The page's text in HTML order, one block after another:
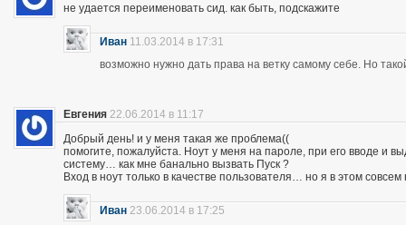
не удается переименовать сид. как быть, подскажите
Иван 11.03.2014 в 17:31
возможно нужно дать права на ветку самому себе. Но
Евгения 22.06.2014 в 11:17
Добрый день! и у меня такая же проблема((
помогите, пожалуйста. Ноут у меня на пароле, при его вводе и
систему… как мне банально вызвать Пуск ?
Вход в ноут только в качестве пользователя… но я в этом
Иван 23.06.2014 в 17:25